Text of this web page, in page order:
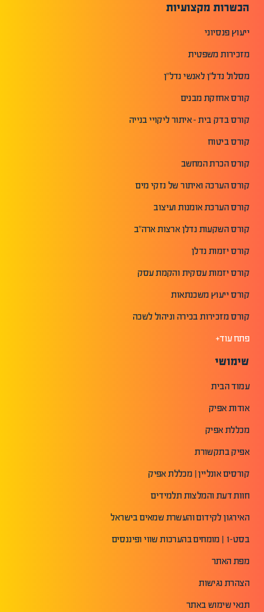
הכשרות מקצועיות
ייעוץ פנסיוני
מזכירות משפטית
מסלול נדל"ן לאנשי נדל"ן
קורס אחזקת מבנים
קורס בדק בית - איתור ליקויי בנייה
קורס ביטוח
קורס הכרת המחשב
קורס הערכה ואיתור של נזקי מים
קורס הערכת אומנות ועיצוב
קורס השקעות נדלן ארצות ארה"ב
קורס יזמות נדלן
קורס יזמות עסקית והקמת עסק
קורס ייעוץ משכנתאות
קורס מזכירות בכירה וניהול לשכה
פתח עוד+
שימושי
עמוד הבית
אודות אפיק
מכללת אפיק
אפיק בתקשורת
קורסים אונליין | מכללת אפיק
חוות דעת והמלצות תלמידים
האירגון לקידום והעשרת שמאים בישראל
בסט-1 | מומחים בהערכות שווי ופיננסים
מפת האתר
הצהרת נגישות
תנאי שימוש באתר